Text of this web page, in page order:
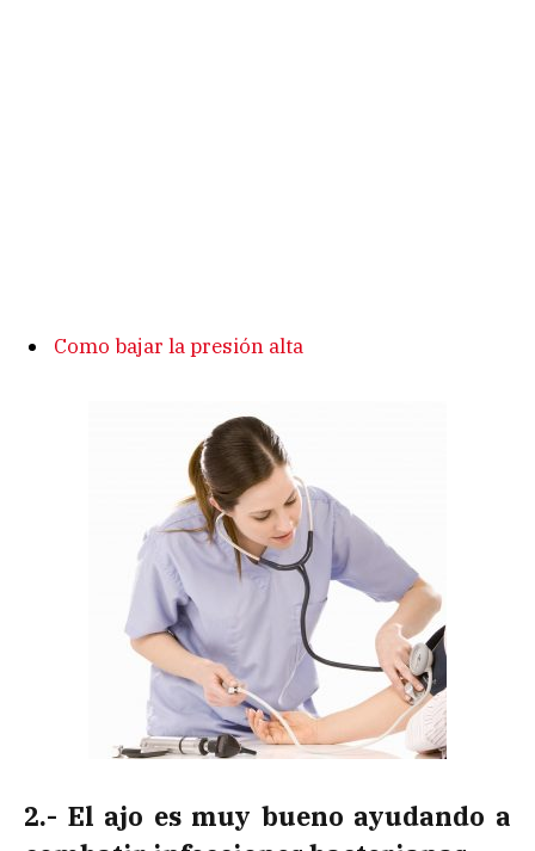
Como bajar la presión alta
2.- El ajo es muy bueno ayudando a